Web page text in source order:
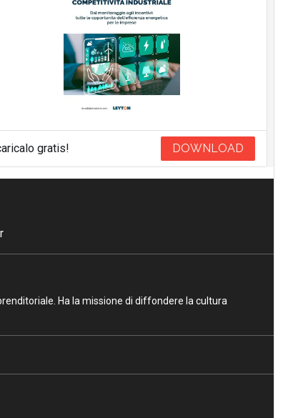
gratis! DOWNLOAD
Ha la missione di diffondere la cultura